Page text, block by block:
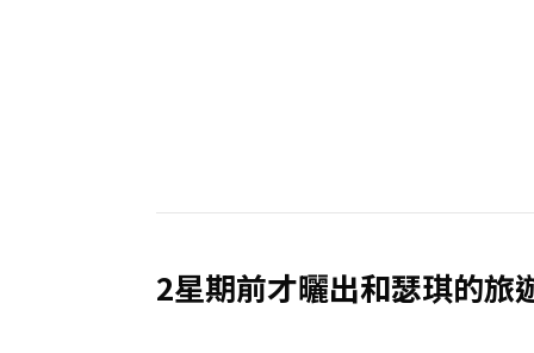
2星期前才曬出和瑟琪的旅